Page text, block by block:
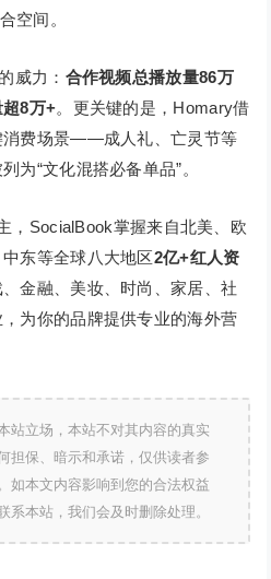
空间。
威力： 合作视频总播放量86万
8万+。更关键的是，Homary借
消费场景——成人礼、亡灵节等
为“文化混搭必备单品”。
，SocialBook掌握来自北美、欧
东等全球八大地区2亿+红人资
金融、美妆、时尚、家居、社
为你的品牌提供专业的海外营
站立场，本站不对其内容的真实
担保、暗示和承诺，仅供读者参
如本文内容影响到您的合法权益
系本站，我们会及时删除处理。